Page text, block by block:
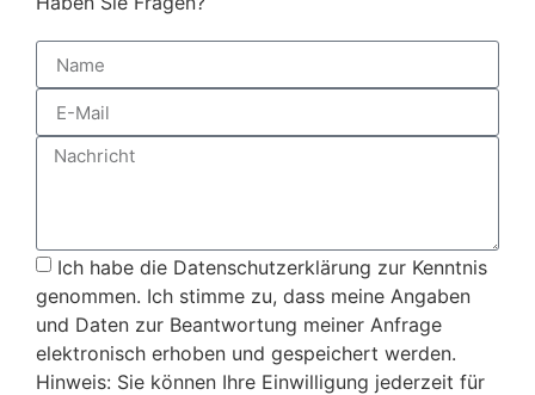
Ich habe die Datenschutzerklärung zur Kenntnis
genommen. Ich stimme zu, dass meine Angaben
und Daten zur Beantwortung meiner Anfrage
elektronisch erhoben und gespeichert werden.
Hinweis: Sie können Ihre Einwilligung jederzeit für